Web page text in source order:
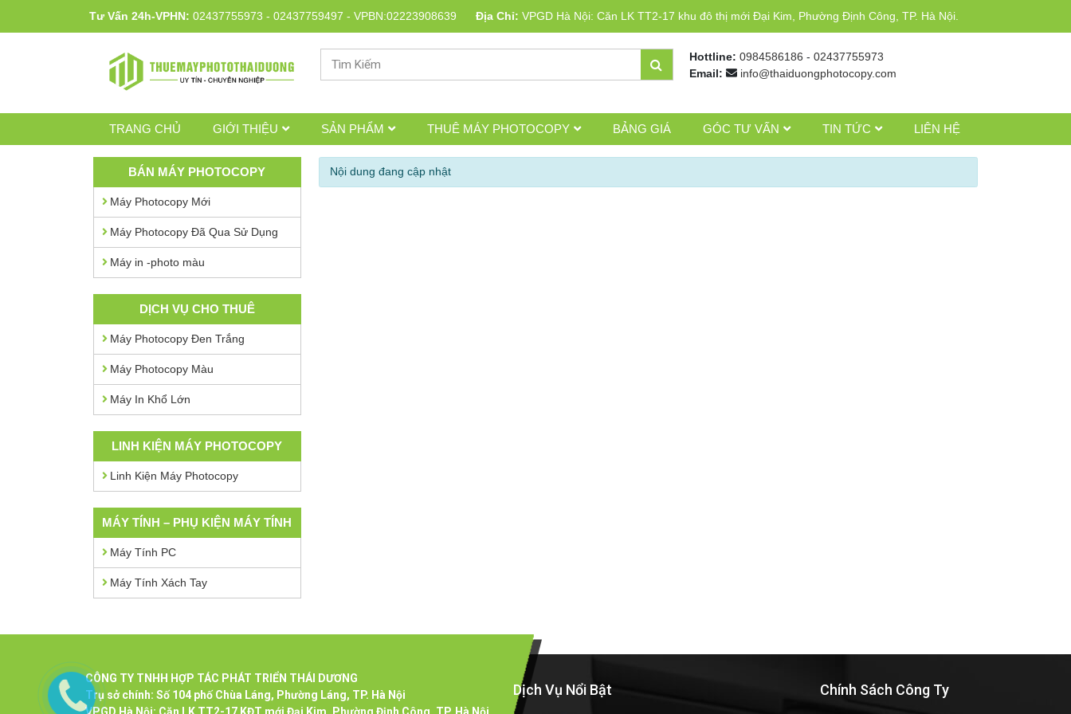
Tư Vấn 24h-VPHN: 02437755973 - 02437759497 - VPBN:02223908639 Địa Chỉ: VPGD Hà Nội: Căn LK TT2-17 khu đô thị mới Đại Kim, Phường Định Công, TP. Hà Nội.
Hottline: 0984586186 - 02437755973
Email:
info@thaiduongphotocopy.com
TRANG CHỦ GIỚI THIỆU SẢN PHẨM THUÊ MÁY PHOTOCOPY BẢNG GIÁ GÓC TƯ VẤN TIN TỨC LIÊN HỆ
Nội dung đang cập nhật
BÁN MÁY PHOTOCOPY
Máy Photocopy Mới
Máy Photocopy Đã Qua Sử Dụng
Máy in -photo màu
DỊCH VỤ CHO THUÊ
Máy Photocopy Đen Trắng
Máy Photocopy Màu
Máy In Khổ Lớn
LINH KIỆN MÁY PHOTOCOPY
Linh Kiện Máy Photocopy
MÁY TÍNH – PHỤ KIỆN MÁY TÍNH
Máy Tính PC
Máy Tính Xách Tay
CÔNG TY TNHH HỢP TÁC PHÁT TRIỂN THÁI DƯƠNG
Trụ sở chính: Số 104 phố Chùa Láng, Phường Láng, TP. Hà Nội
Dịch Vụ Nổi Bật Chính Sách Công Ty